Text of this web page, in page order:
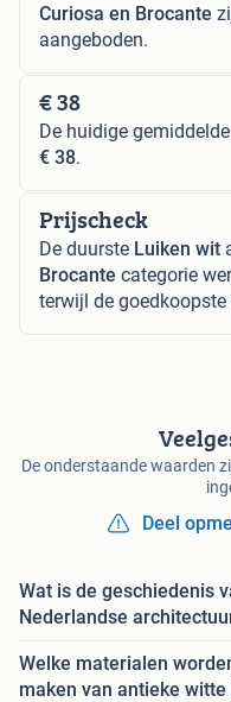
Curiosa en Brocante
aangeboden.
€ 38
De huidige
€ 38.
Prijscheck
De duurste Luiken wit
Brocante categorie
terwijl de
De onderstaande waarden
Deel
Wat is de geschiedenis
Nederlandse
Welke materialen
maken van antieke witte